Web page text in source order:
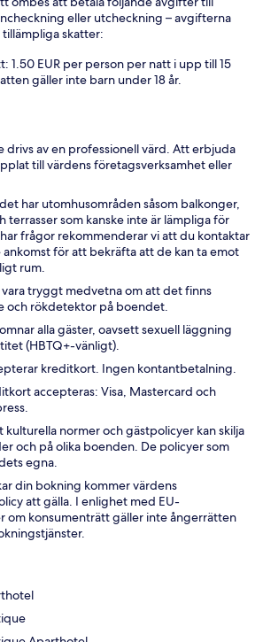
eller utcheckning – avgifterna
skatter:
1.50 EUR per person per natt i upp till 15
gäller inte barn under 18 år.
drivs av en professionell värd. Att erbjuda
till värdens företagsverksamhet eller
har utomhusområden såsom balkonger,
terrasser som kanske inte är lämpliga för
frågor rekommenderar vi att du kontaktar
för att bekräfta att de kan ta emot
rum.
vara tryggt medvetna om att det finns
och rökdetektor på boendet.
alla gäster, oavsett sexuell läggning
(HBTQ+-vänligt).
kreditkort. Ingen kontantbetalning.
accepteras: Visa, Mastercard och
kulturella normer och gästpolicyer kan skilja
och på olika boenden. De policyer som
egna.
din bokning kommer värdens
att gälla. I enlighet med EU-
om konsumenträtt gäller inte ångerrätten